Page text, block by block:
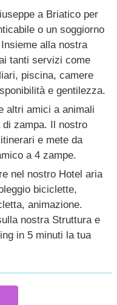
a Briatico per
o un soggiorno
alla nostra
tanti servizi come
piscina, camere
e gentilezza.
altri amici a animali
zampa. Il nostro
e mete da
a 4 zampe.
nel nostro Hotel aria
biciclette,
animazione.
nostra Struttura e
in 5 minuti la tua